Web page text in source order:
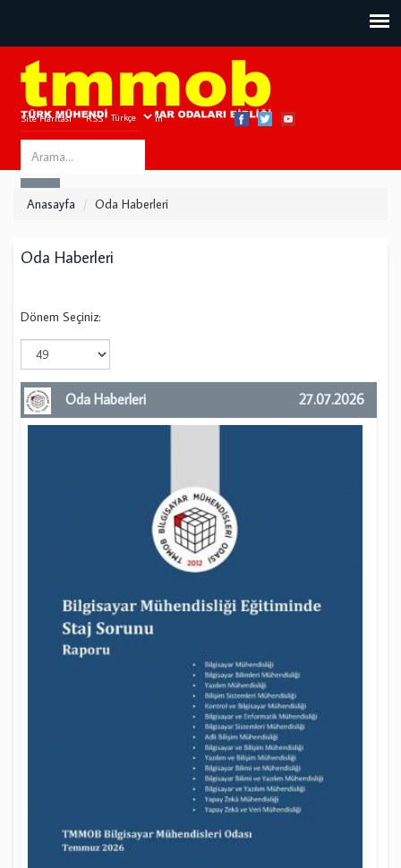
Site Haritası RSS Bize Ulaşın
Search
this
Anasayfa Oda Haberleri
Oda Haberleri
Dönem Seçiniz:
Oda Haberleri 27.07.2026